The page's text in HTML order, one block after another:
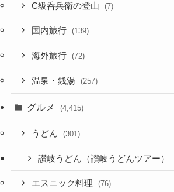
C級呑兵衛の登山 (7)
国内旅行 (139)
海外旅行 (72)
温泉・銭湯 (257)
グルメ (4,415)
うどん (301)
讃岐うどん（讃岐うどんツアー）
エスニック料理 (76)